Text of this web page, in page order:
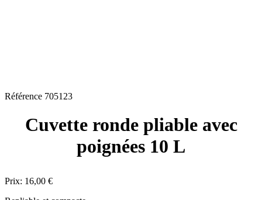
Référence 705123
Cuvette ronde pliable avec
poignées 10 L
Prix: 16,00 €